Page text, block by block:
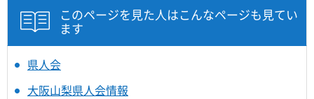
このページを見た人はこんなページも見てい
ます
県人会
大阪山梨県人会情報